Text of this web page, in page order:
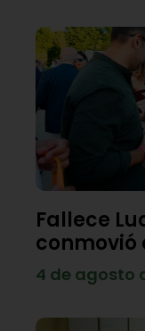
Fallece
conmovió
4 de agosto